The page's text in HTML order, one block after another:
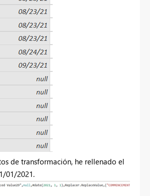
de transformación, he rellenado el
01/2021.